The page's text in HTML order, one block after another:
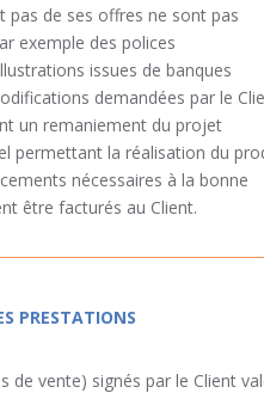
pas de ses offres ne sont pas
exemple des polices
issues de banques
demandées par le
un remaniement du projet
permettant la réalisation du
nécessaires à la bonne
être facturés au Client.
PRESTATIONS
de vente) signés par le Client